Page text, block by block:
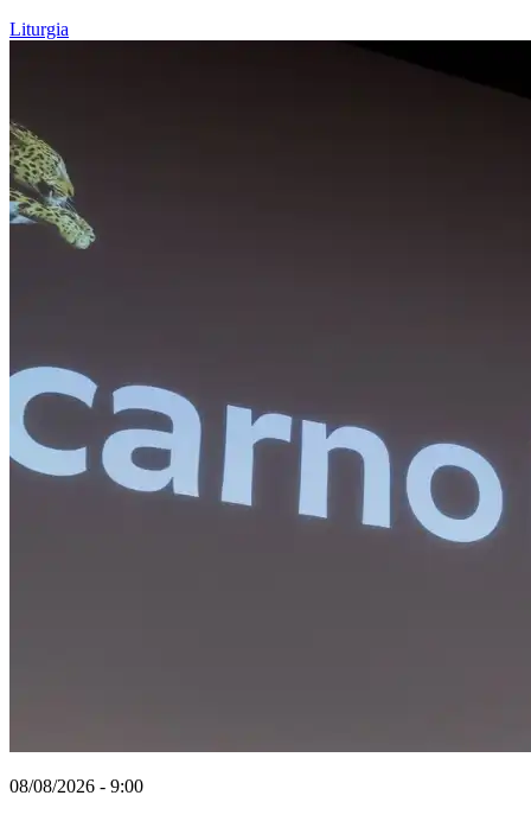
Liturgia
08/08/2026 - 9:00